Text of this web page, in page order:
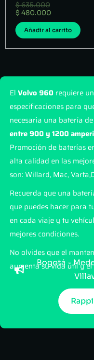
$635.000
$ 480.000
Añadir al carrito
El Volvo 960 requiere
especificaciones para
necesaria una batería
entre 900 y 1200
Promoción de baterías
alta calidad en las
son: Willard, Mac,
Recuerda que una
que puedes hacer para
en cada viaje y tu
mejores condiciones.
No olvides que el
aumenta su vida útil y
Bogotá -